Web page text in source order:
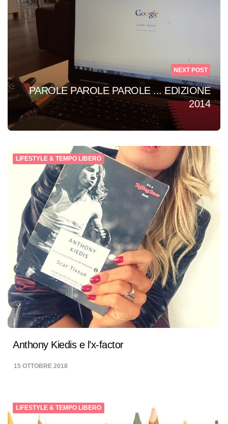
NEXT POST
PAROLE PAROLE PAROLE ... EDIZIONE
2014
LIFESTYLE & TEMPO LIBERO
Anthony Kiedis e l’x-factor
15 OTTOBRE 2018
LIFESTYLE & TEMPO LIBERO